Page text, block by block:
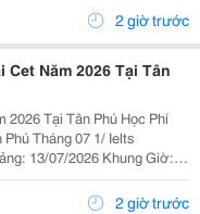
Đều 4 Kỹ...
2 giờ trước
Năm 2026 Tại Tân
Tại Tân Phú Học Phí
Ielts
2 giờ trước